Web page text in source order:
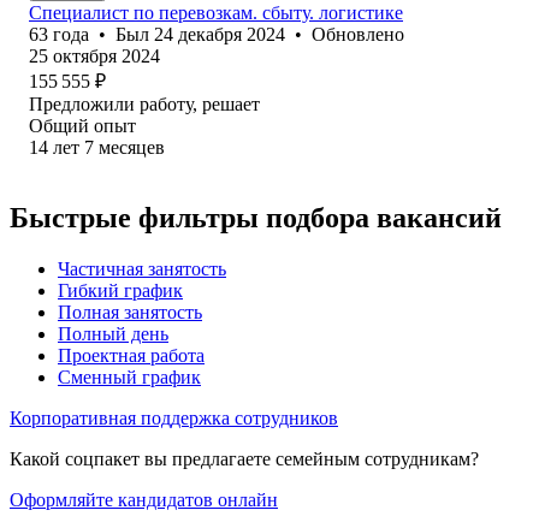
Специалист по перевозкам. сбыту. логистике
63 года • Был 24 декабря 2024 • Обновлено
25 октября 2024
155 555 ₽
Предложили работу, решает
Общий опыт
14 лет 7 месяцев
Быстрые фильтры подбора вакансий
Частичная занятость
Гибкий график
Полная занятость
Полный день
Проектная работа
Сменный график
Корпоративная поддержка сотрудников
Какой соцпакет вы предлагаете семейным сотрудникам?
Оформляйте кандидатов онлайн